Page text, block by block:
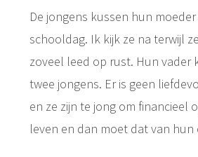
De jongens kussen hun
schooldag. Ik kijk ze na terwijl
zoveel leed op rust. Hun vader
twee jongens. Er is geen
en ze zijn te jong om financieel
leven en dan moet dat van